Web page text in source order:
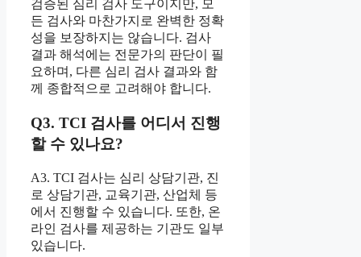
검증된 심리 검사 도구이지만, 모
든 검사와 마찬가지로 완벽한 정확
성을 보장하지는 않습니다. 검사
결과 해석에는 전문가의 판단이 필
요하며, 다른 심리 검사 결과와 함
께 종합적으로 고려해야 합니다.
Q3. TCI 검사를 어디서 진행
할 수 있나요?
A3. TCI 검사는 심리 상담기관, 진
로 상담기관, 교육기관, 산업체 등
에서 진행할 수 있습니다. 또한, 온
라인 검사를 제공하는 기관도 일부
있습니다.